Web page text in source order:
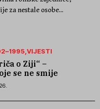
za nestale osobe...
VIJESTI
o Ziji“ –
se ne smije